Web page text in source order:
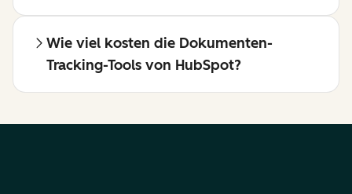
Wie viel kosten die Dokumenten-
Tracking-Tools von HubSpot?